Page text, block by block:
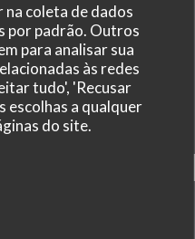
coleta de dados
por padrão. Outros
para analisar sua
às redes
tudo', 'Recusar
escolhas a qualquer
do site.
nova janela))
janela))